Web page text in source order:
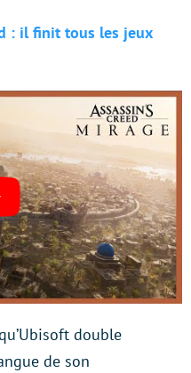
: il finit tous les jeux
double
de son